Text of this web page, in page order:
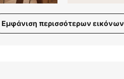
Εμφάνιση περισσότερων εικόνων